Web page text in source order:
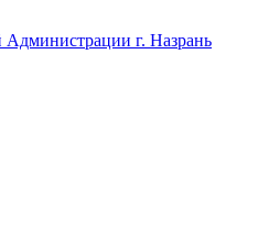
г. Назрань